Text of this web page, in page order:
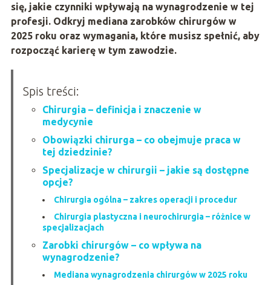
się, jakie czynniki wpływają na wynagrodzenie w tej
profesji. Odkryj mediana zarobków chirurgów w
2025 roku oraz wymagania, które musisz spełnić, aby
rozpocząć karierę w tym zawodzie.
Spis treści:
Chirurgia – definicja i znaczenie w
medycynie
Obowiązki chirurga – co obejmuje praca w
tej dziedzinie?
Specjalizacje w chirurgii – jakie są dostępne
opcje?
Chirurgia ogólna – zakres operacji i procedur
Chirurgia plastyczna i neurochirurgia – różnice w
specjalizacjach
Zarobki chirurgów – co wpływa na
wynagrodzenie?
Mediana wynagrodzenia chirurgów w 2025 roku